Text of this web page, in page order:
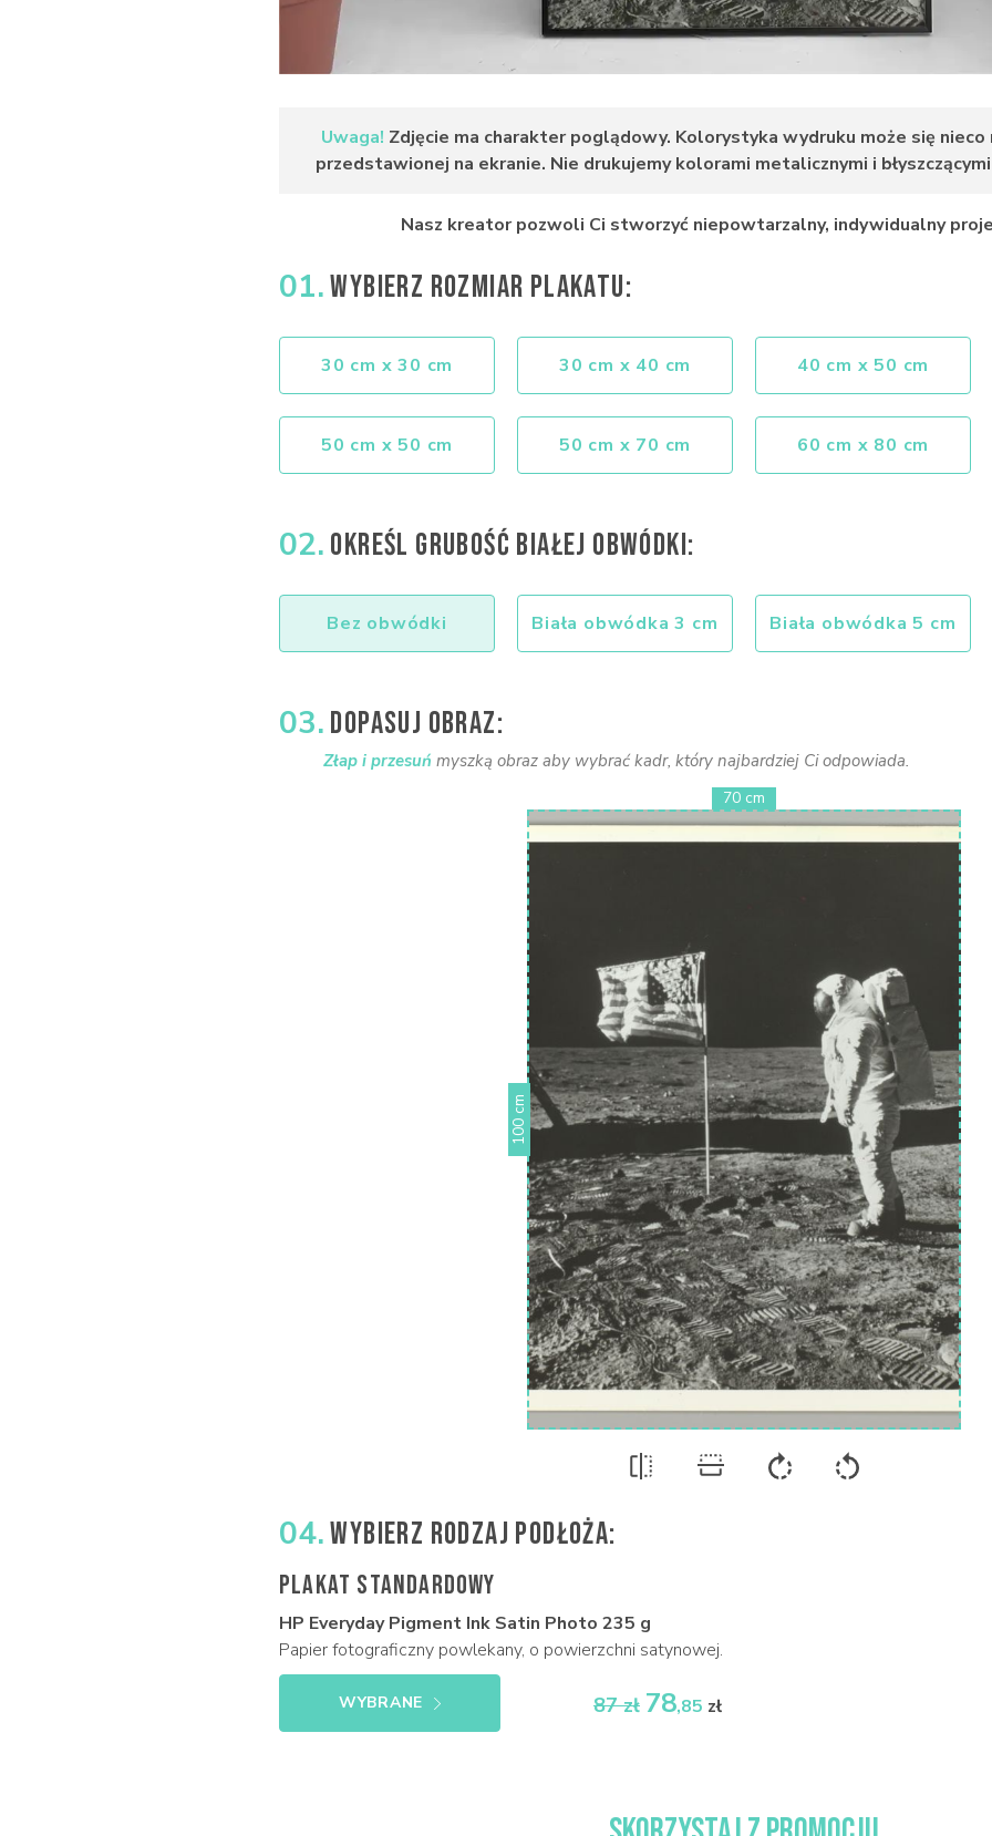
Uwaga! Zdjęcie ma charakter poglądowy. Kolorystyka wydruku może się nieco
przedstawionej na ekranie. Nie drukujemy kolorami metalicznymi i
Nasz kreator pozwoli Ci stworzyć niepowtarzalny, indywidualny
01.WYBIERZ ROZMIAR PLAKATU:
30 cm x 30 cm 30 cm x 40 cm 40 cm x 50 cm
50 cm x 50 cm 50 cm x 70 cm 60 cm x 80 cm
02. OKREŚL GRUBOŚĆ BIAŁEJ OBWÓDKI:
Bez obwódki Biała obwódka 3 cm Biała obwódka 5 cm
03. DOPASUJ OBRAZ:
Złap i przesuń myszką obraz aby wybrać kadr, który najbardziej Ci odpowiada.
04.WYBIERZ RODZAJ PODŁOŻA:
PLAKAT STANDARDOWY
HP Everyday Pigment Ink Satin Photo 235 g
Papier fotograficzny powlekany, o powierzchni satynowej.
WYBRANE 87 zł 78,85 zł